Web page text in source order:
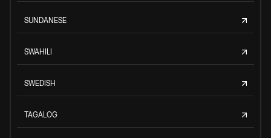
SUNDANESE
SWAHILI
SWEDISH
TAGALOG